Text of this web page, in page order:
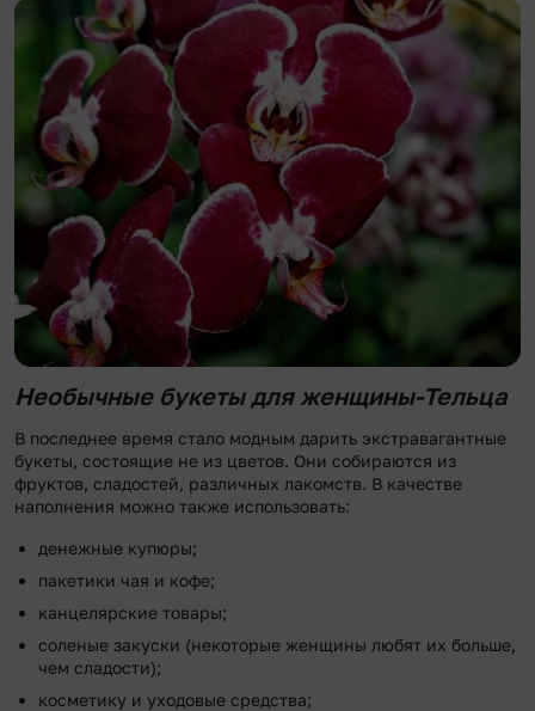
Необычные букеты для женщины-Тельца
В последнее время стало модным дарить экстравагантные
букеты, состоящие не из цветов. Они собираются из
фруктов, сладостей, различных лакомств. В качестве
наполнения можно также использовать:
денежные купюры;
пакетики чая и кофе;
канцелярские товары;
соленые закуски (некоторые женщины любят их больше,
чем сладости);
косметику и уходовые средства;